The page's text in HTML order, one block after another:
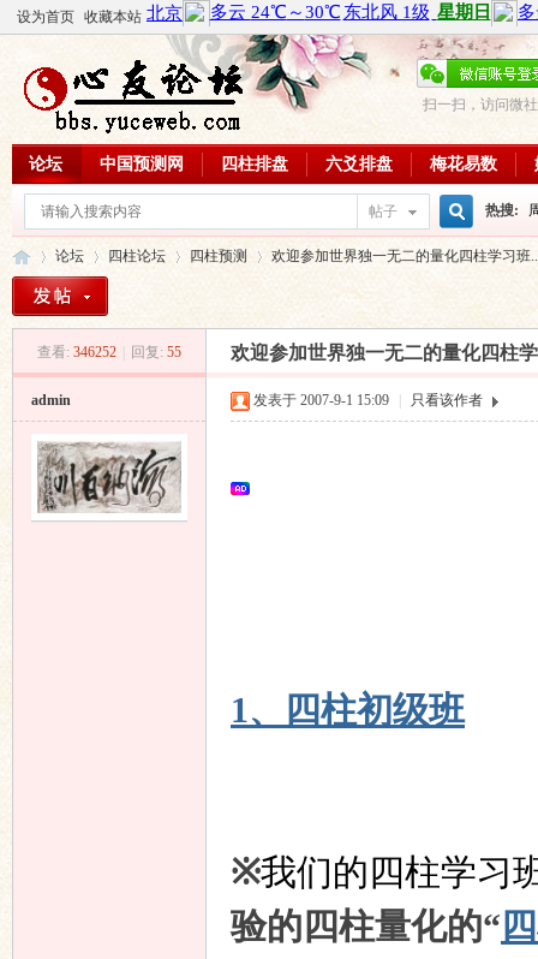
设为首页 收藏本站
扫一扫，访问微
论坛 中国预测网 四柱排盘 六爻排盘 梅花易数
帖子
搜
索
热搜:
周易教
每日一
»
论坛
›
四柱论坛
›
四柱预测
›
欢迎参加世界独一无二的量化四柱学习班
查看: 346252 回复: 55 欢迎参加世界独一无二的量化四柱
admin 发表于 2007-9-1 15:09 只看该作者
1、四柱初级班
※我们的四柱学习
验的四柱量化的“